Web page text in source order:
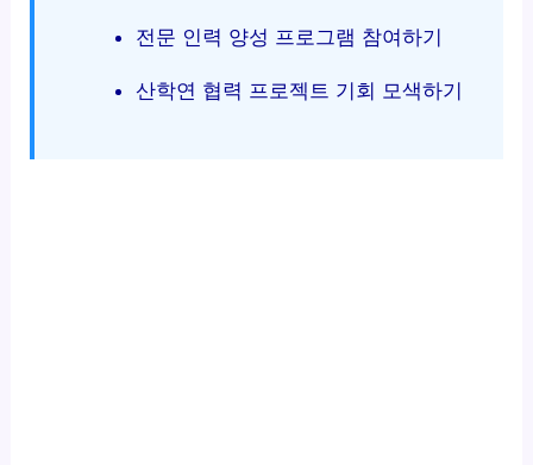
전문 인력 양성 프로그램 참여하기
산학연 협력 프로젝트 기회 모색하기